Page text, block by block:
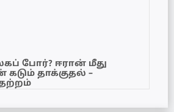
போர்? ஈரான் மீது
கடும் தாக்குதல் –